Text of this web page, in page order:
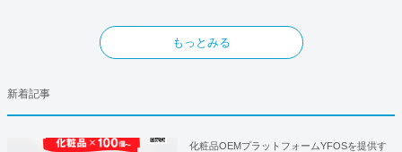
もっとみる
新着記事
化粧品OEMプラットフォームYFOSを提供す